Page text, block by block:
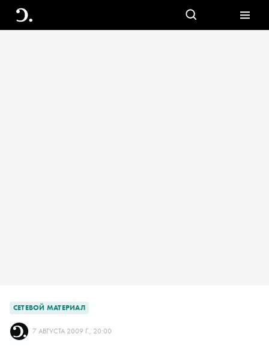
СЕТЕВОЙ МАТЕРИАЛ
7 АВГУСТА 2009 Г., 20:00